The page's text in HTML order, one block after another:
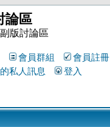
論區
版討論區
會員群組
會員註冊
私人訊息 登入